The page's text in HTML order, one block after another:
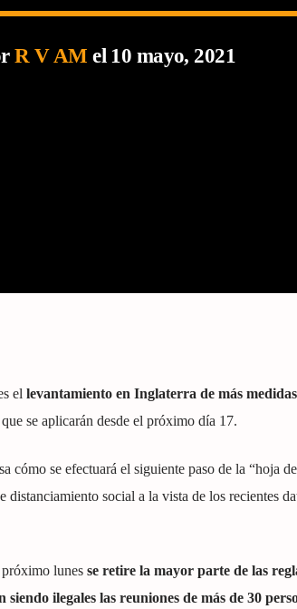
R V AM el 10 mayo, 2021
el levantamiento en Inglaterra de más
se aplicarán desde el próximo día 17.
cómo se efectuará el siguiente paso de la “hoja
social a la vista de los recientes
próximo lunes se retire la mayor parte de las
ilegales las reuniones de más de 30